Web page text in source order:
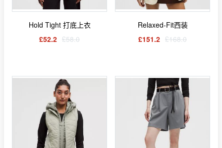
Hold Tight 打底上衣
£52.2 £58.0
Relaxed-Fit西装
£151.2 £168.0